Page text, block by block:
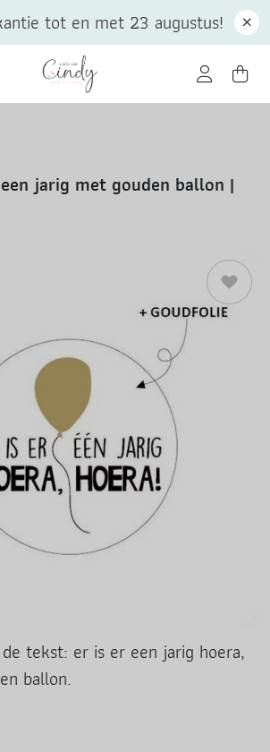
jarig met gouden ballon |
tekst: er is er een jarig hoera,
ballon.
tot en met 23 augustus!